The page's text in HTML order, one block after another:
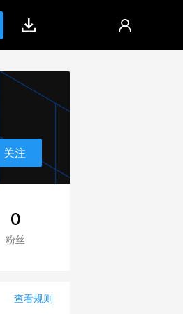
关注
0
粉丝
查看规则